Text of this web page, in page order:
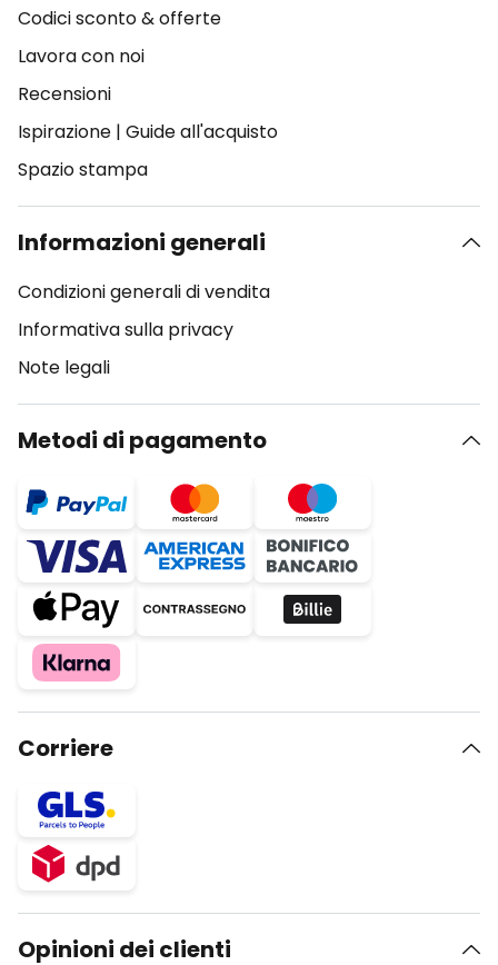
Codici sconto & offerte
Lavora con noi
Recensioni
Ispirazione | Guide all'acquisto
Spazio stampa
Informazioni generali
Condizioni generali di vendita
Informativa sulla privacy
Note legali
Metodi di pagamento
Corriere
Opinioni dei clienti